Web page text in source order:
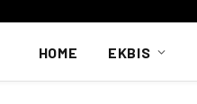
HOME EKBIS